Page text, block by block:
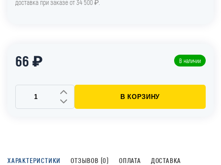
доставка при заказе от 34 500 ₽.
66 ₽ В наличии
В КОРЗИНУ
ХАРАКТЕРИСТИКИ ОТЗЫВОВ (0) ОПЛАТА ДОСТАВКА